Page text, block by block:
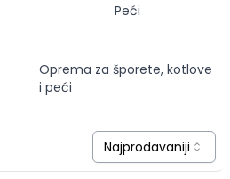
Peći
Oprema za šporete, kotlove
i peći
Najprodavaniji